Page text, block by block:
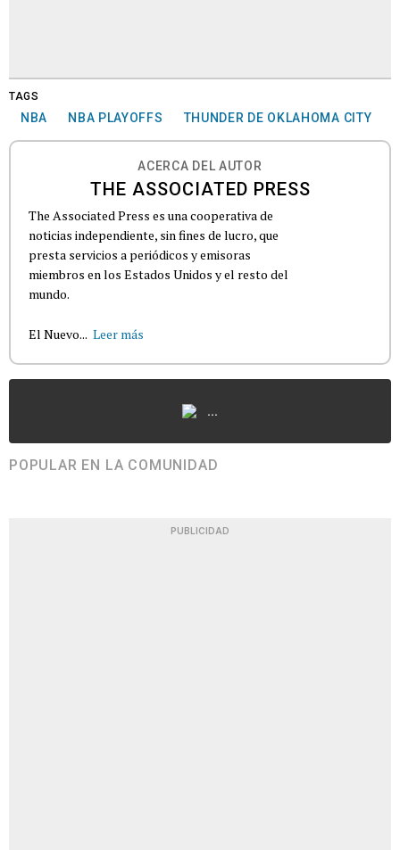
TAGS
NBA NBA PLAYOFFS THUNDER DE OKLAHOMA CITY
ACERCA DEL AUTOR
THE ASSOCIATED PRESS
The Associated Press es una cooperativa de
noticias independiente, sin fines de lucro, que
presta servicios a periódicos y emisoras
miembros en los Estados Unidos y el resto del
mundo.
El Nuevo... Leer más
...
POPULAR EN LA COMUNIDAD
PUBLICIDAD